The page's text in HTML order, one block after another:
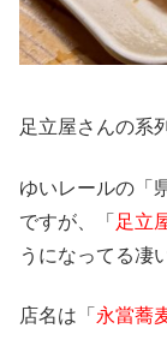
足立屋さんの系
ゆいレールの「
ですが、「 足立
うになってる凄
店名は「 永當蕎